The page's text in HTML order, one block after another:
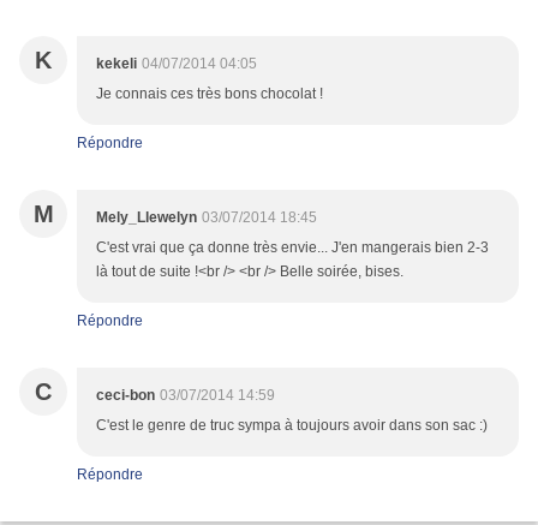
K kekeli 04/07/2014 04:05
Je connais ces très bons chocolat !
Répondre
M Mely_Llewelyn 03/07/2014 18:45
C'est vrai que ça donne très envie... J'en mangerais bien 2-3
là tout de suite !<br /> <br /> Belle soirée, bises.
Répondre
C ceci-bon 03/07/2014 14:59
C'est le genre de truc sympa à toujours avoir dans son sac :)
Répondre